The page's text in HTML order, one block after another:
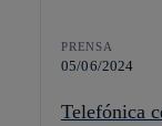
PRENSA
05/06/2024
Telefónica